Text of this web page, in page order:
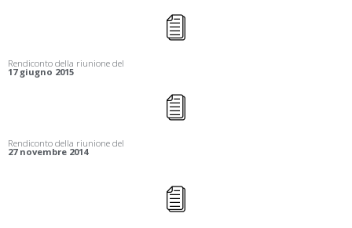
Rendiconto della riunione del
17 giugno 2015
Rendiconto della riunione del
27 novembre 2014